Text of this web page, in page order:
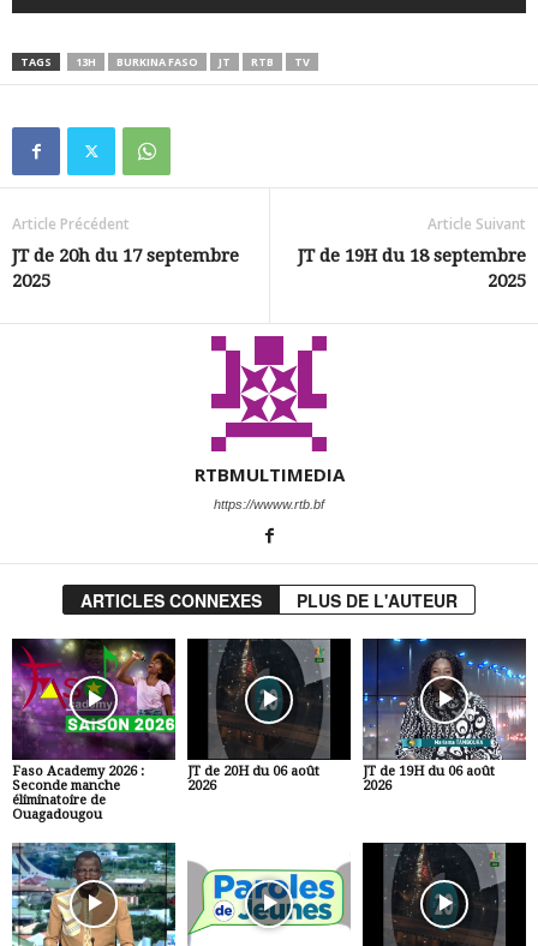
TAGS 13H BURKINA FASO JT RTB TV
Article Précédent
JT de 20h du 17 septembre
2025
Article Suivant
JT de 19H du 18 septembre
2025
RTBMULTIMEDIA
https://wwww.rtb.bf
ARTICLES CONNEXES PLUS DE L'AUTEUR
Faso Academy 2026 :
Seconde manche
éliminatoire de
Ouagadougou
JT de 20H du 06 août
2026
JT de 19H du 06 août
2026